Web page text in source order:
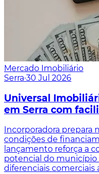
Mercado Imobiliário
Serra·30 Jul 2026
Universal
em Serra com
Incorporadora prepara
condições de
lançamento reforça a
potencial do
diferenciais comerciais